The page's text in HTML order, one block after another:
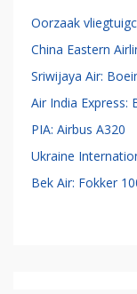
Oorzaak
China Eastern
Sriwijaya Air:
Air India Express:
PIA: Airbus A320
Ukraine
Bek Air: Fokker